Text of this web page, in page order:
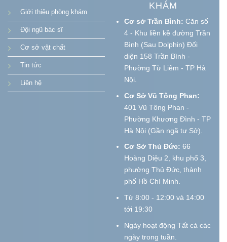
Giới thiệu phòng khám
Đội ngũ bác sĩ
Cơ sở vật chất
Tin tức
Liên hệ
KHÁM
Cơ sở Trần Bình: Căn số
4 - Khu liền kề đường Trần
Bình (Sau Dolphin) Đối
diện 158 Trần Bình -
Phường Từ Liêm - TP Hà
Nội.
Cơ Sở Vũ Tông Phan:
401 Vũ Tông Phan -
Phường Khương Đình - TP
Hà Nội (Gần ngã tư Sở).
Cơ Sở Thủ Đức:66
Hoàng Diệu 2, khu phố 3,
phường Thủ Đức, thành
phố Hồ Chí Minh.
Từ 8:00 - 12:00 và 14:00
tới 19:30
Ngày hoạt động Tất cả các
ngày trong tuần.